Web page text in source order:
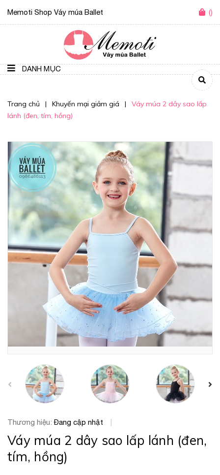
Memoti Shop Váy múa Ballet ()
DANH MỤC
Trang chủ | Khuyến mại giảm giá |
Váy múa 2 dây sao lấp
lánh (đen, tím, hồng)
prev
Thương hiệu:Đang cập nhật
Váy múa 2 dây sao lấp lánh (đen,
tím, hồng)